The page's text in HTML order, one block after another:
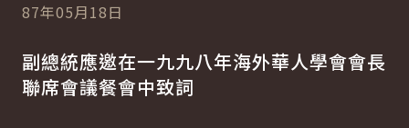
87年05月18日
副總統應邀在一九九八年海外華人學會會長
聯席會議餐會中致詞